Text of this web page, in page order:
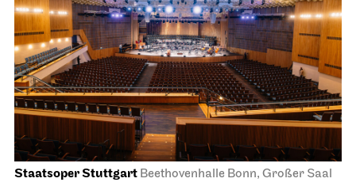
Staatsoper Stuttgart Beethovenhalle Bonn, Großer Saal